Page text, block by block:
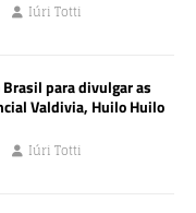
Iúri Totti
para divulgar as
Valdivia, Huilo Huilo
Iúri Totti